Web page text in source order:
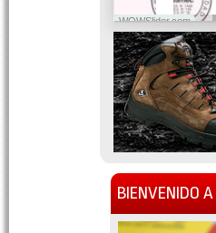
WOWSlider.com
BIENVENIDO